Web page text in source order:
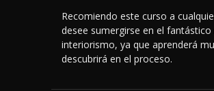
Recomiendo este curso a
desee sumergirse en el
interiorismo, ya que aprenderá
descubrirá en el proceso.